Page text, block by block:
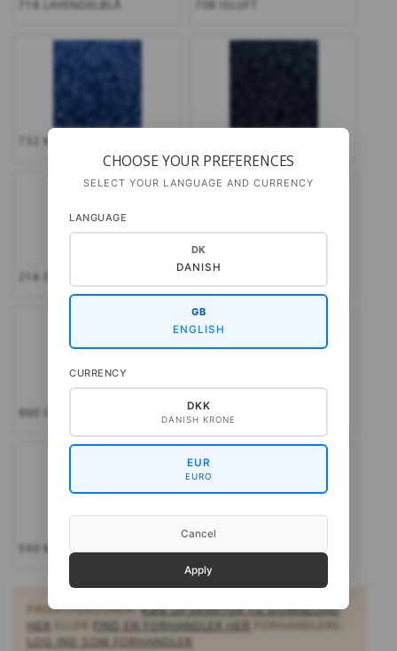
718 LAVENDELBLÅ 708 ISLUFT
732 KLAR BLÅ
214 ORANGE 330 KLAR RØD
860 OLIVEN GRØN 502 LYS GRÅ
590 MØRK GRÅ
PRIVATPERSONER:KØB OPSKRIFTER TIL DOWNLOAD
HER
ELLER FIND EN FORHANDLER HER
FORHANDLERE:
LOG IND SOM FORHANDLER
CHOOSE YOUR PREFERENCES
SELECT YOUR LANGUAGE AND CURRENCY
LANGUAGE
DK
DANISH
GB
ENGLISH
CURRENCY
DKK
DANISH KRONE
EUR
EURO
Cancel
Apply